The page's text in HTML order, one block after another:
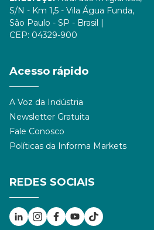
S/N - Km 1,5 - Vila Água Funda,
São Paulo - SP - Brasil |
CEP: 04329-900
Acesso rápido
A Voz da Indústria
Newsletter Gratuita
Fale Conosco
Políticas da Informa Markets
REDES SOCIAIS